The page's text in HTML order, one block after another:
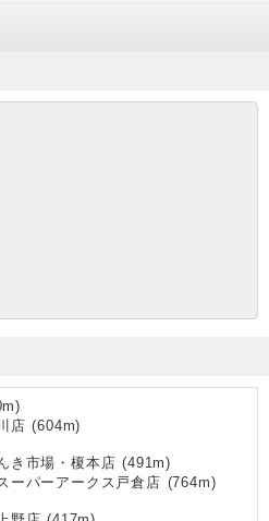
m)
店 (604m)
き市場・榎本店 (491m)
パーアークス戸倉店 (764m)